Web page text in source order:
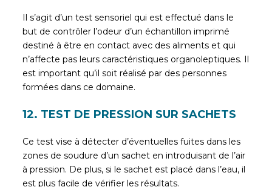
Il s’agit d’un test sensoriel qui est effectué dans le
but de contrôler l’odeur d’un échantillon imprimé
destiné à être en contact avec des aliments et qui
n’affecte pas leurs caractéristiques organoleptiques. Il
est important qu’il soit réalisé par des personnes
formées dans ce domaine.
12. TEST DE PRESSION SUR SACHETS
Ce test vise à détecter d’éventuelles fuites dans les
zones de soudure d’un sachet en introduisant de l’air
à pression. De plus, si le sachet est placé dans l’eau, il
est plus facile de vérifier les résultats.